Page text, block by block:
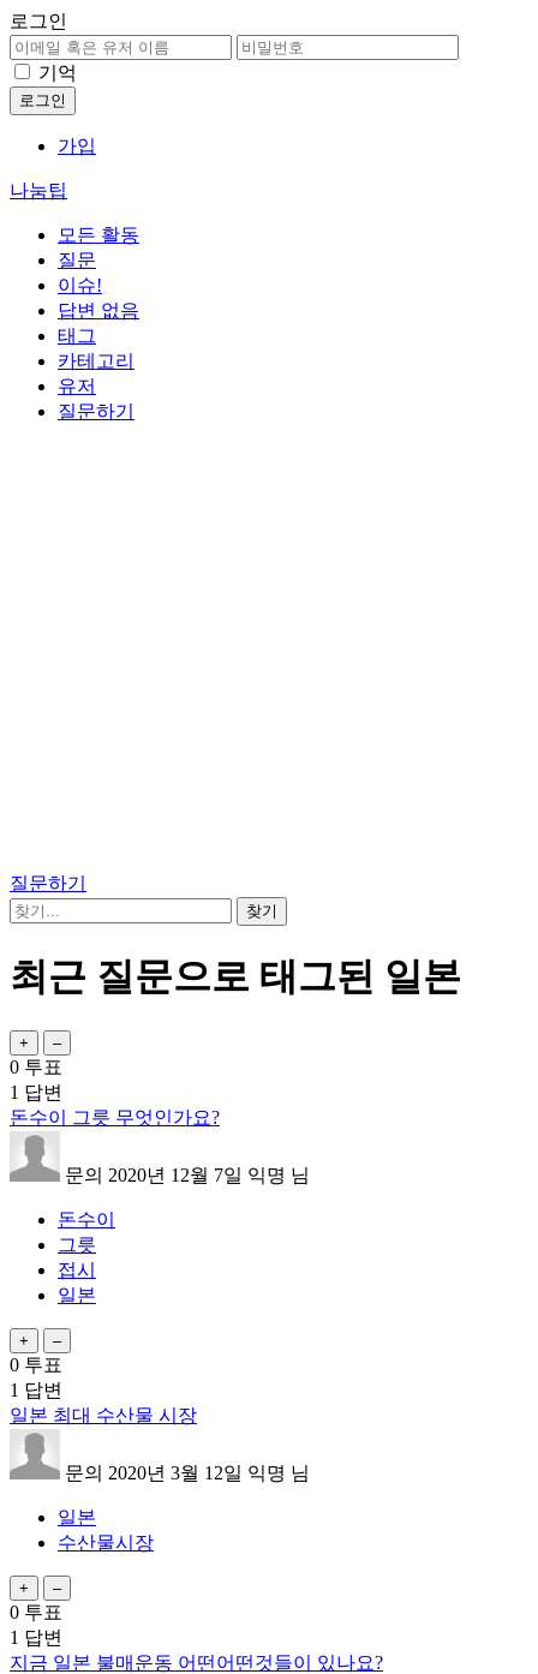
로그인
기억
가입
나눔팁
모든 활동
질문
이슈!
답변 없음
태그
카테고리
유저
질문하기
질문하기
최근 질문으로 태그된 일본
0 투표
1 답변
돈수이 그릇 무엇인가요?
문의 2020년 12월 7일 익명 님
돈수이
그릇
접시
일본
0 투표
1 답변
일본 최대 수산물 시장
문의 2020년 3월 12일 익명 님
일본
수산물시장
0 투표
1 답변
지금 일본 불매운동 어떤어떤것들이 있나요?